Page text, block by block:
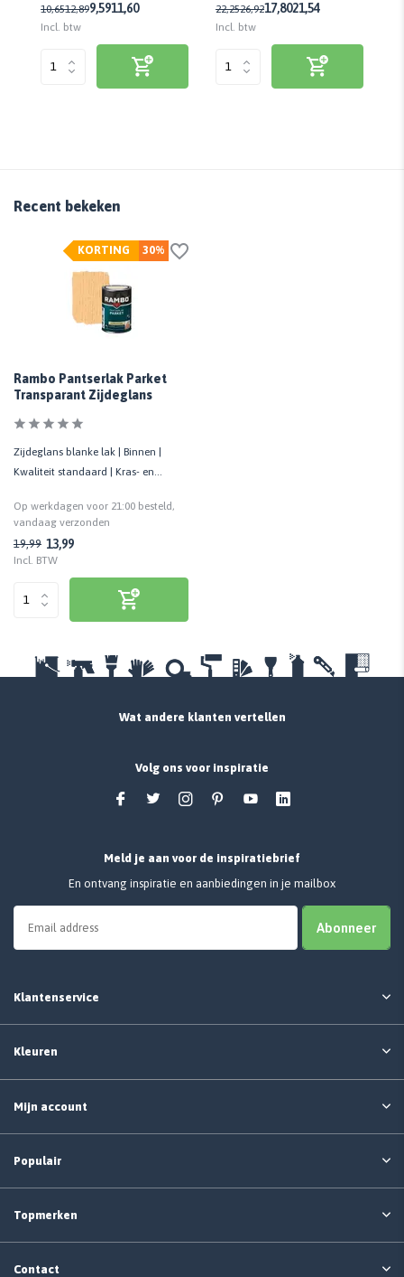
10,6512,899,5911,60
Incl. btw
22,2526,9217,8021,54
Incl. btw
Recent bekeken
30%
KORTING
Rambo Pantserlak Parket
Transparant Zijdeglans
Zijdeglans blanke lak | Binnen |
Kwaliteit standaard | Kras- en
Op werkdagen voor 21:00 besteld,
vandaag verzonden
19,99 13,99
Incl. BTW
Wat andere klanten vertellen
Volg ons voor inspiratie
Meld je aan voor de inspiratiebrief
En ontvang inspiratie en aanbiedingen in je mailbox
Abonneer
Klantenservice
Kleuren
Mijn account
Populair
Topmerken
Contact